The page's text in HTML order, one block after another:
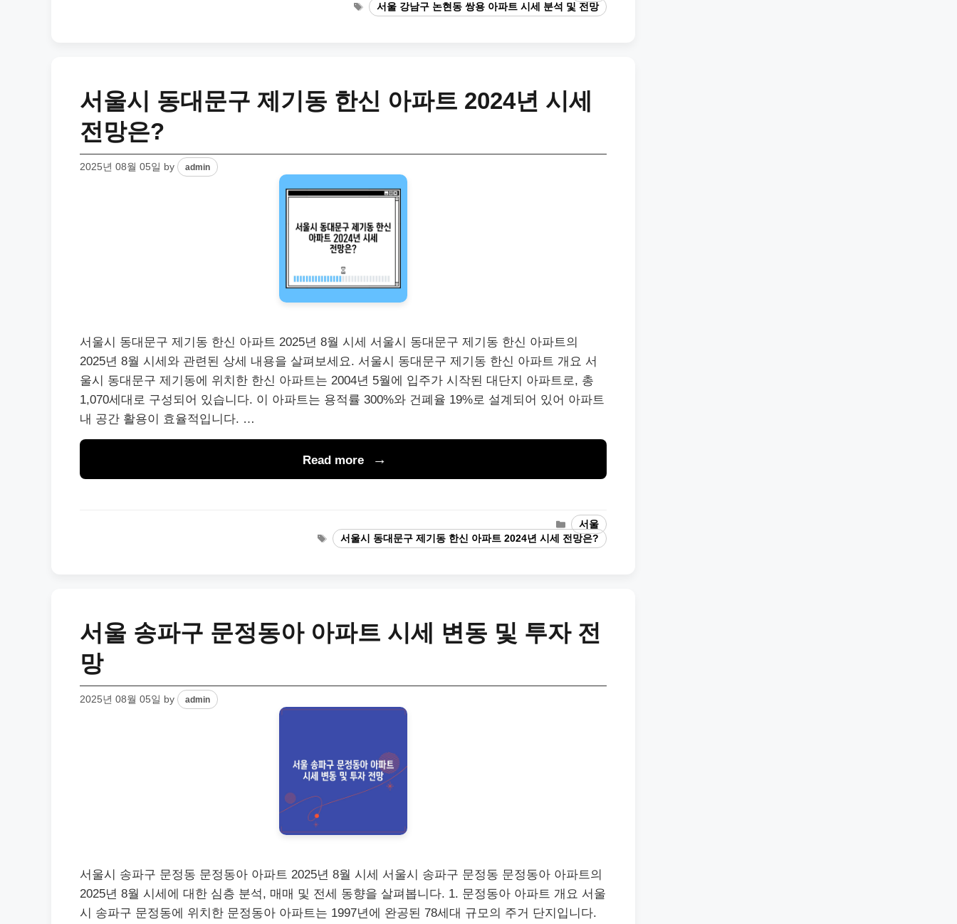
Tags
서울 강남구 논현동 쌍용 아파트 시세 분석 및 전망
서울시 동대문구 제기동 한신 아파트 2024년 시세
전망은?
2025년 08월 05일 by admin
서울시 동대문구 제기동 한신 아파트 2025년 8월 시세 서울시 동대문구 제기동 한신 아파트의
2025년 8월 시세와 관련된 상세 내용을 살펴보세요. 서울시 동대문구 제기동 한신 아파트 개요 서
울시 동대문구 제기동에 위치한 한신 아파트는 2004년 5월에 입주가 시작된 대단지 아파트로, 총
1,070세대로 구성되어 있습니다. 이 아파트는 용적률 300%와 건폐율 19%로 설계되어 있어 아파트
내 공간 활용이 효율적입니다. …
Read more
Categories
서울
Tags
서울시 동대문구 제기동 한신 아파트 2024년 시세 전망은?
서울 송파구 문정동아 아파트 시세 변동 및 투자 전
망
2025년 08월 05일 by admin
서울시 송파구 문정동 문정동아 아파트 2025년 8월 시세 서울시 송파구 문정동 문정동아 아파트의
2025년 8월 시세에 대한 심층 분석, 매매 및 전세 동향을 살펴봅니다. 1. 문정동아 아파트 개요 서울
시 송파구 문정동에 위치한 문정동아 아파트는 1997년에 완공된 78세대 규모의 주거 단지입니다.